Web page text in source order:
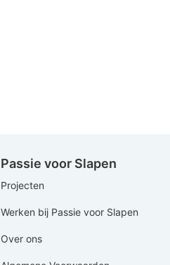
Passie voor Slapen
Projecten
Werken bij Passie voor Slapen
Over ons